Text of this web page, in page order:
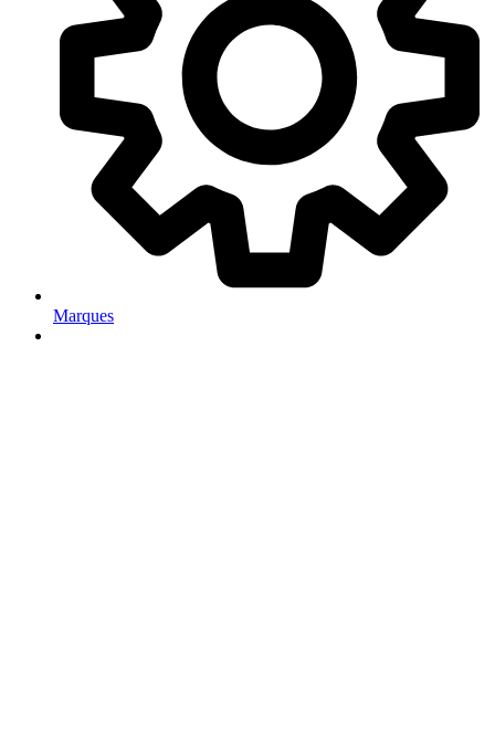
Marques